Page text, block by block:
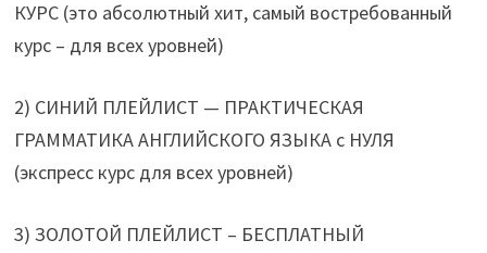
КУРС (это абсолютный хит, самый востребованный
курс – для всех уровней)
2) СИНИЙ ПЛЕЙЛИСТ — ПРАКТИЧЕСКАЯ
ГРАММАТИКА АНГЛИЙСКОГО ЯЗЫКА с НУЛЯ
(экспресс курс для всех уровней)
3) ЗОЛОТОЙ ПЛЕЙЛИСТ – БЕСПЛАТНЫЙ